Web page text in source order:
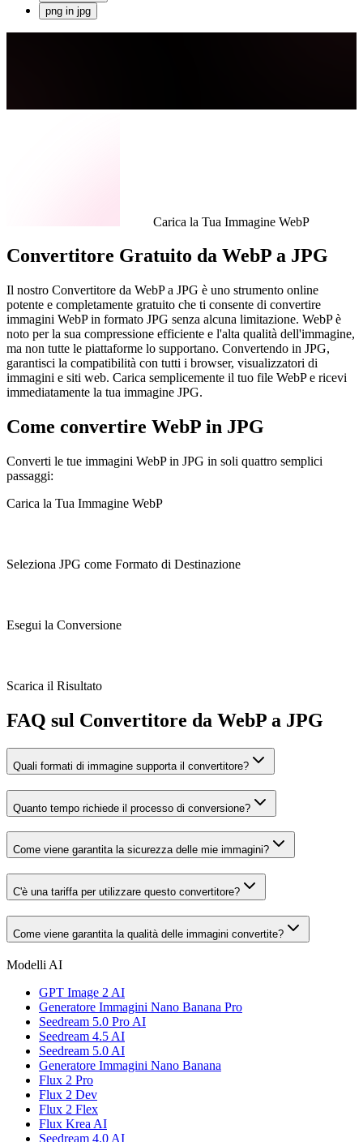
png in jpg
Carica la Tua Immagine WebP
Convertitore Gratuito da WebP a JPG
Il nostro Convertitore da WebP a JPG è uno strumento online
potente e completamente gratuito che ti consente di convertire
immagini WebP in formato JPG senza alcuna limitazione. WebP è
noto per la sua compressione efficiente e l'alta qualità dell'immagine,
ma non tutte le piattaforme lo supportano. Convertendo in JPG,
garantisci la compatibilità con tutti i browser, visualizzatori di
immagini e siti web. Carica semplicemente il tuo file WebP e ricevi
immediatamente la tua immagine JPG.
Come convertire WebP in JPG
Converti le tue immagini WebP in JPG in soli quattro semplici
passaggi:
Carica la Tua Immagine WebP
Seleziona JPG come Formato di Destinazione
Esegui la Conversione
Scarica il Risultato
FAQ sul Convertitore da WebP a JPG
Quali formati di immagine supporta il convertitore?
Quanto tempo richiede il processo di conversione?
Come viene garantita la sicurezza delle mie immagini?
C'è una tariffa per utilizzare questo convertitore?
Come viene garantita la qualità delle immagini convertite?
Modelli AI
GPT Image 2 AI
Generatore Immagini Nano Banana Pro
Seedream 5.0 Pro AI
Seedream 4.5 AI
Seedream 5.0 AI
Generatore Immagini Nano Banana
Flux 2 Pro
Flux 2 Dev
Flux 2 Flex
Flux Krea AI
Seedream 4.0 AI